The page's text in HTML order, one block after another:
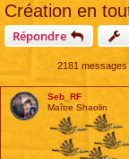
Création en
Répondre
2181 messages
Seb_RF
Maître Shaolin